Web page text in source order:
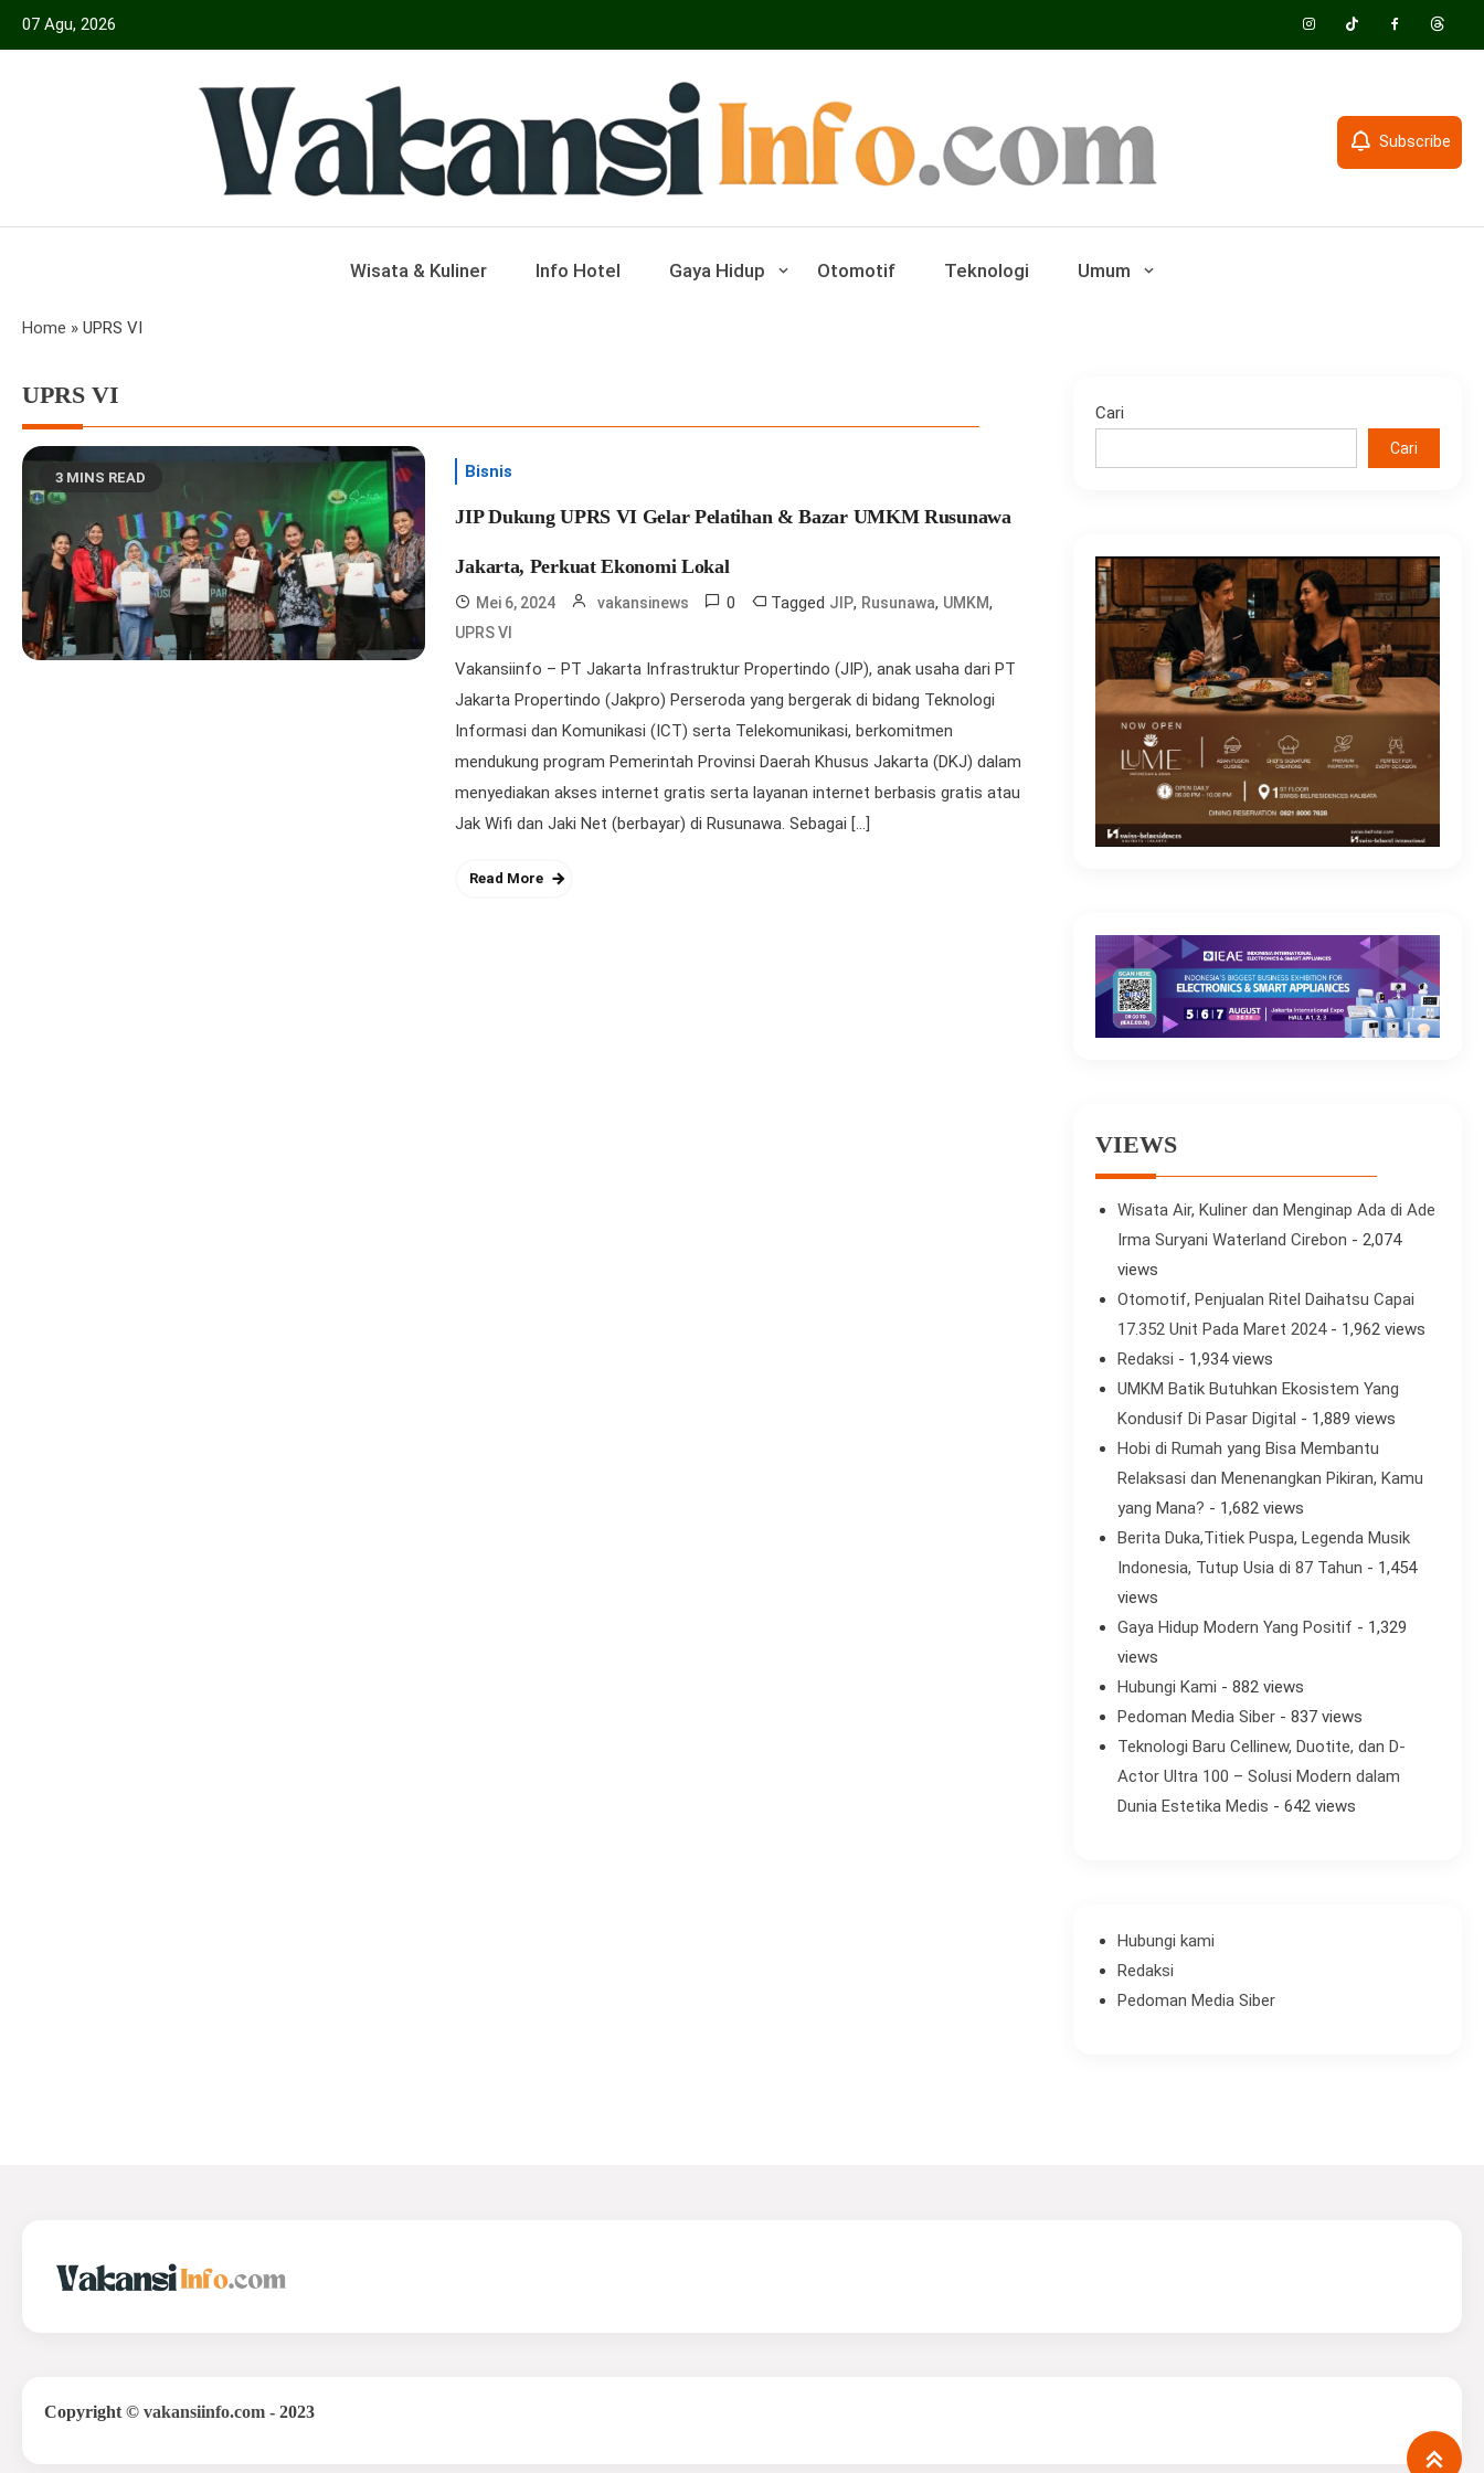
Skip
07 Agu, 2026
Vakansiinfo
Subscribe
Wisata & Kuliner Info Hotel Gaya Hidup Otomotif Teknologi Umum
Home » UPRS VI
UPRS VI
3 MINS READ Bisnis
JIP Dukung UPRS VI Gelar Pelatihan & Bazar UMKM Rusunawa
Jakarta, Perkuat Ekonomi Lokal
Mei 6, 2024 vakansinews 0 Tagged JIP, Rusunawa, UMKM,
UPRS VI
Vakansiinfo – PT Jakarta Infrastruktur Propertindo (JIP), anak usaha dari PT
Jakarta Propertindo (Jakpro) Perseroda yang bergerak di bidang Teknologi
Informasi dan Komunikasi (ICT) serta Telekomunikasi, berkomitmen
mendukung program Pemerintah Provinsi Daerah Khusus Jakarta (DKJ) dalam
menyediakan akses internet gratis serta layanan internet berbasis gratis atau
Jak Wifi dan Jaki Net (berbayar) di Rusunawa. Sebagai […]
Read More
Cari
Cari
VIEWS
Wisata Air, Kuliner dan Menginap Ada di Ade
Irma Suryani Waterland Cirebon - 2,074
views
Otomotif, Penjualan Ritel Daihatsu Capai
17.352 Unit Pada Maret 2024- 1,962 views
Redaksi - 1,934 views
UMKM Batik Butuhkan Ekosistem Yang
Kondusif Di Pasar Digital - 1,889 views
Hobi di Rumah yang Bisa Membantu
Relaksasi dan Menenangkan Pikiran, Kamu
yang Mana? - 1,682 views
Berita Duka,Titiek Puspa, Legenda Musik
Indonesia, Tutup Usia di 87 Tahun - 1,454
views
Gaya Hidup Modern Yang Positif - 1,329
views
Hubungi Kami - 882 views
Pedoman Media Siber- 837 views
Teknologi Baru Cellinew, Duotite, dan D-
Actor Ultra 100 – Solusi Modern dalam
Dunia Estetika Medis - 642 views
Hubungi kami
Redaksi
Pedoman Media Siber
Copyright © vakansiinfo.com - 2023